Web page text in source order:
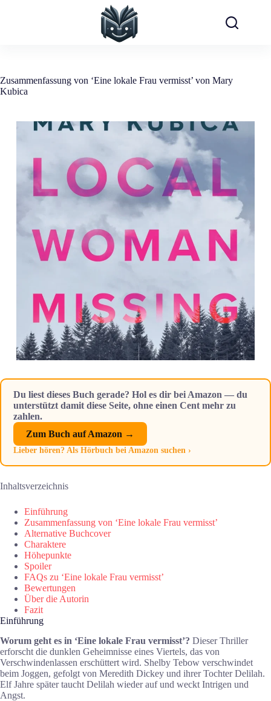
Zusammenfassung von ‘Eine lokale Frau vermisst’ von Mary
Kubica
Du liest dieses Buch gerade? Hol es dir bei Amazon — du
unterstützt damit diese Seite, ohne einen Cent mehr zu
zahlen.
Zum Buch auf Amazon →
Lieber hören? Als Hörbuch bei Amazon suchen ›
Inhaltsverzeichnis
Einführung
Zusammenfassung von ‘Eine lokale Frau vermisst’
Alternative Buchcover
Charaktere
Höhepunkte
Spoiler
FAQs zu ‘Eine lokale Frau vermisst’
Bewertungen
Über die Autorin
Fazit
Einführung
Worum geht es in ‘Eine lokale Frau vermisst’? Dieser Thriller
erforscht die dunklen Geheimnisse eines Viertels, das von
Verschwindenlassen erschüttert wird. Shelby Tebow verschwindet
beim Joggen, gefolgt von Meredith Dickey und ihrer Tochter Delilah.
Elf Jahre später taucht Delilah wieder auf und weckt Intrigen und
Angst.